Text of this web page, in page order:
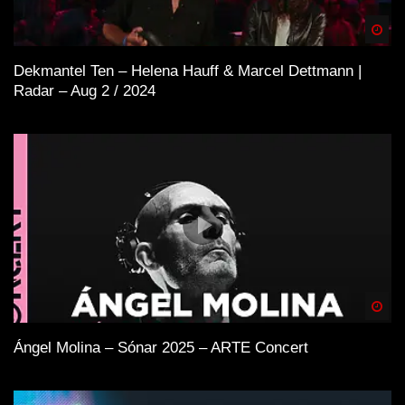
Dekmantel Ten – Helena Hauff & Marcel Dettmann |
Radar – Aug 2 / 2024
Ángel Molina – Sónar 2025 – ARTE Concert